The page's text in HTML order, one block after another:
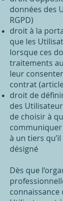
données des
RGPD)
droit à la
que les
lorsque ces
traitements
leur
contrat
droit de
des
de choisir à
à un tiers
désigné
Dès que
connaissance